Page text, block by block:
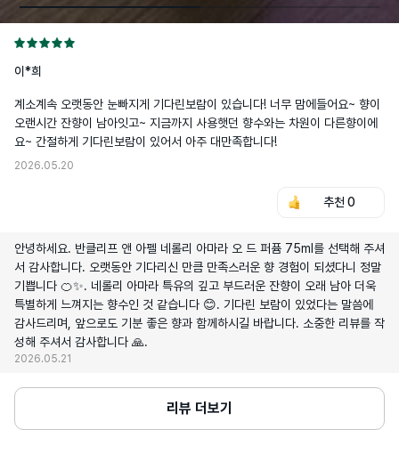
이*희
계소계속 오랫동안 눈빠지게 기다린보람이 있습니다! 너무 맘에들어요~ 향이
오랜시간 잔향이 남아잇고~ 지금까지 사용햇던 향수와는 차원이 다른향이에
요~ 간절하게 기다린보람이 있어서 아주 대만족합니다!
2026.05.20
추천 0
안녕하세요. 반클리프 앤 아펠 네롤리 아마라 오 드 퍼퓸 75ml를 선택해 주셔
서 감사합니다. 오랫동안 기다리신 만큼 만족스러운 향 경험이 되셨다니 정말
기쁩니다 🍊✨. 네롤리 아마라 특유의 깊고 부드러운 잔향이 오래 남아 더욱
특별하게 느껴지는 향수인 것 같습니다 😊. 기다린 보람이 있었다는 말씀에
감사드리며, 앞으로도 기분 좋은 향과 함께하시길 바랍니다. 소중한 리뷰를 작
성해 주셔서 감사합니다 🙏.
2026.05.21
리뷰 더보기